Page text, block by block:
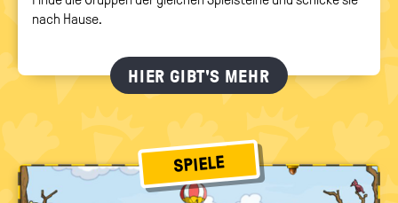
nach Hause.
HIER GIBT'S MEHR
SPIELE